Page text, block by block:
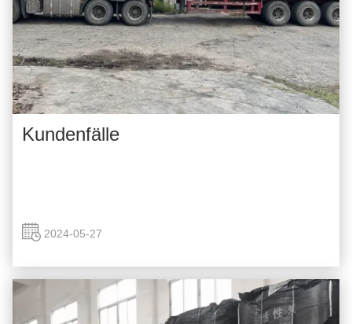
Kundenfälle
2024-05-27